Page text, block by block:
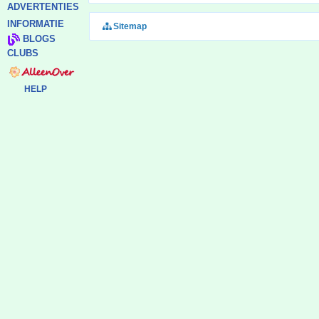
ADVERTENTIES
INFORMATIE
BLOGS
CLUBS
HELP
Sitemap